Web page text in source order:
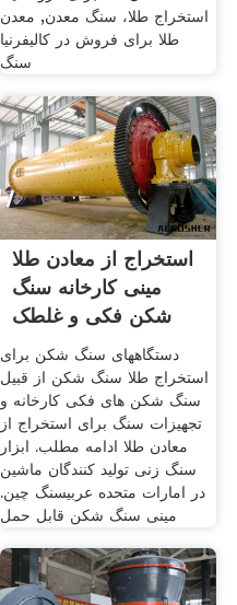
استخراج طلا، سنگ معدن, معدن
طلا برای فروش در کالیفرنیا
سنگ
استخراج از معادن طلا
مینی کارخانه سنگ
شکن فکی و غلطک
دستگاههای سنگ شکن برای
استخراج طلا سنگ شکن از قبیل
سنگ شکن های فکی کارخانه و
تجهیزات سنگ برای استخراج از
معادن طلا ادامه مطلب. ابزار
سنگ زنی تولید کنندگان ماشین
در امارات متحده عربیسنگ چین.
مینی سنگ شکن قابل حمل